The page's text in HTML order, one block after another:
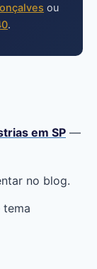
ou
.
em SP —
no blog.